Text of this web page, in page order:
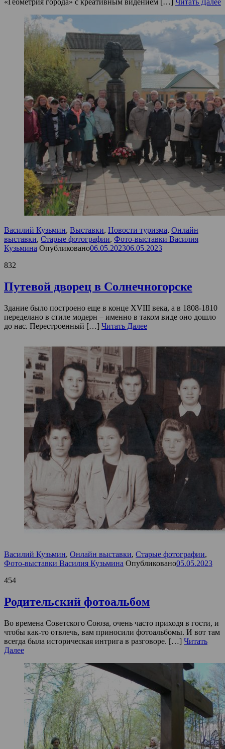
«Геометрия города» с креативным видением […] Читать Далее
Василий Кузьмин, Выставки, Новости туризма, Онлайн
выставки, Старые фотографии, Фото-выставки Василия
Кузьмина Опубликовано06.05.202306.05.2023
832
Путевой дворец в Солнечногорске
Здание было построено еще в конце XVIII века, а в 1808-1810
переделано в стиле модерн – именно в таком виде оно дошло
до нас. Перестроенный […] Читать Далее
Василий Кузьмин, Онлайн выставки, Старые фотографии,
Фото-выставки Василия Кузьмина Опубликовано05.05.2023
454
Родительский фотоальбом
Во времена Советского Союза, очень часто приходя в гости, и
чтобы как-то отвлечь, вам приносили фотоальбомы. И вот там
всегда была историческая интрига в разговоре. […] Читать
Далее